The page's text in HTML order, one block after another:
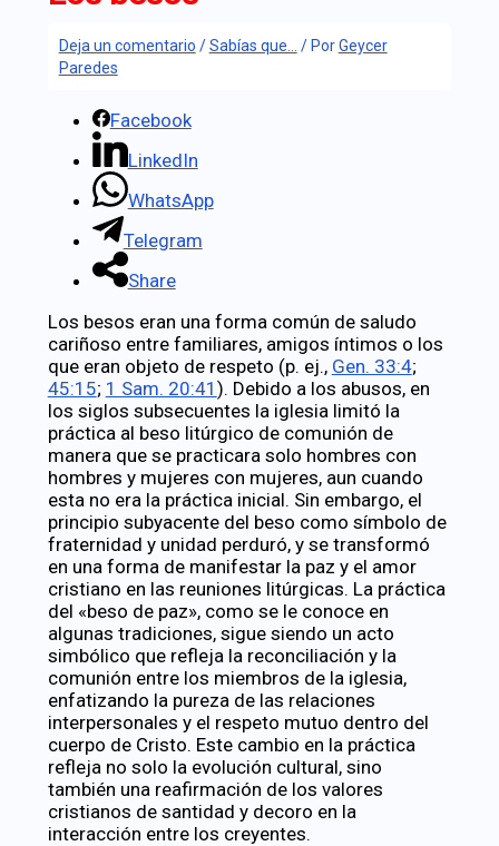
Deja un comentario /Sabías que... / PorGeycer
Paredes
Facebook
LinkedIn
WhatsApp
Telegram
Share
Los besos eran una forma común de saludo
cariñoso entre familiares, amigos íntimos o los
que eran objeto de respeto (p. ej., Gen. 33:4;
45:15; 1 Sam. 20:41 ). Debido a los abusos, en
los siglos subsecuentes la iglesia limitó la
práctica al beso litúrgico de comunión de
manera que se practicara solo hombres con
hombres y mujeres con mujeres, aun cuando
esta no era la práctica inicial. Sin embargo, el
principio subyacente del beso como símbolo de
fraternidad y unidad perduró, y se transformó
en una forma de manifestar la paz y el amor
cristiano en las reuniones litúrgicas. La práctica
del «beso de paz», como se le conoce en
algunas tradiciones, sigue siendo un acto
simbólico que refleja la reconciliación y la
comunión entre los miembros de la iglesia,
enfatizando la pureza de las relaciones
interpersonales y el respeto mutuo dentro del
cuerpo de Cristo. Este cambio en la práctica
refleja no solo la evolución cultural, sino
también una reafirmación de los valores
cristianos de santidad y decoro en la
interacción entre los creyentes.